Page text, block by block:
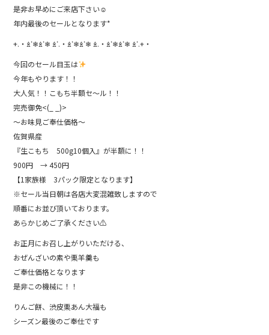
o
k
是非お早めにご来店下さい☺︎
年内最後のセールとなります*
+.・ꊛᱸ❄︎ꊛᱸ❄︎ ꊛᱸ.・ꊛᱸ❄︎ꊛᱸ❄︎ ꊛ.・ꊛᱸ❄︎ꊛᱸ❄︎ ꊛᱸ.+・
今回のセール目玉は
今年もやります！！
大人気！！こもち半額セ〜ル！！
完売御免<(_ _)>
〜お味見ご奉仕価格〜
佐賀県産
『生こもち 500g10個入』が半額に！！
900円 → 450円
【1家族様 3パック限定となります】
※セール当日朝は各店大変混雑致しますので
順番にお並び頂いております。
あらかじめご了承ください⚠︎
お正月にお召し上がりいただける、
おぜんざいの素や栗羊羹も
ご奉仕価格となります
是非この機械に！！
りんご餅、渋皮栗あん大福も
シーズン最後のご奉仕です